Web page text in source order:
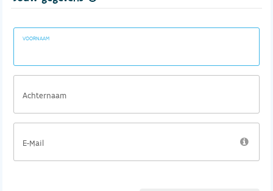
VOORNAAM
Achternaam
E-Mail